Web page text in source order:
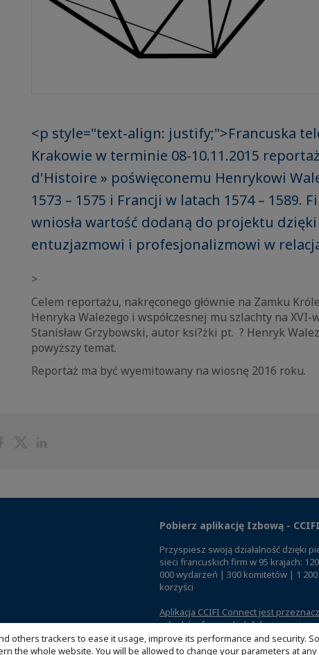
others trackers to ease it usage, improve its performance and security.
the whole website. You will be allowed to change your parameters at
<p style="text-align: justify;">Francuska
Krakowie w terminie 08-10.11.2015
d'Histoire » poświęconemu Henrykowi
1573 – 1575 i Francji w latach 1574 – 1589.
wniosła wartość dodaną do projektu
entuzjazmowi i profesjonalizmowi w
>
Celem reportażu, nakręconego głównie na Zamku
Henryka Walezego i współczesnej mu szlachty na
Stanisław Grzybowski, autor ksi?żki pt. ? Henryk
powyższy temat.
Reportaż ma być wyemitowany na wiosnę 2016 roku.
ShareShare
Pobierz aplikację Izbową -
Przyspiesz swoją działalność dzięki
sieci francuskich firm w 95 krajach:
000 wydarzeń | 300 komitetów | 1
korzyści
Aplikacja CCIFI Connect jest
członków francuskich Izb za granicą.